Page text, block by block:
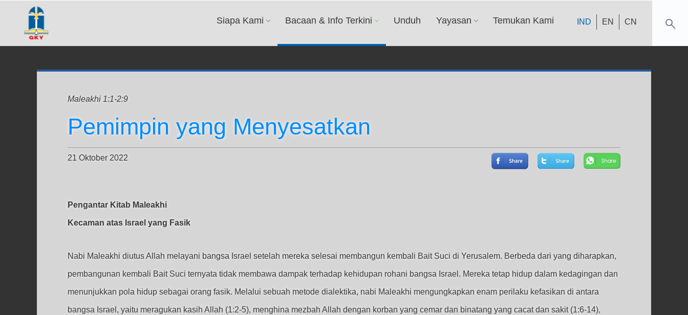
IND EN CN
Siapa Kami Bacaan & Info Terkini Unduh Yayasan Temukan Kami
Maleakhi 1:1-2:9
Pemimpin yang Menyesatkan
21 Oktober 2022
Pengantar Kitab Maleakhi
Kecaman atas Israel yang Fasik
Nabi Maleakhi diutus Allah melayani bangsa Israel setelah mereka selesai membangun kembali Bait Suci di Yerusalem. Berbeda dari yang diharapkan,
pembangunan kembali Bait Suci ternyata tidak membawa dampak terhadap kehidupan rohani bangsa Israel. Mereka tetap hidup dalam kedagingan dan
menunjukkan pola hidup sebagai orang fasik. Melalui sebuah metode dialektika, nabi Maleakhi mengungkapkan enam perilaku kefasikan di antara
bangsa Israel, yaitu meragukan kasih Allah (1:2-5), menghina mezbah Allah dengan korban yang cemar dan binatang yang cacat dan sakit (1:6-14),